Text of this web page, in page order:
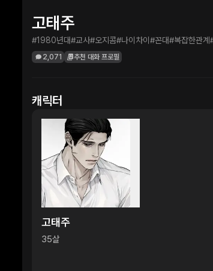
고태주
#1980년대#교사#오지콤#나이차이 #꼰대#복잡한관계
2,071 추천 대화 프로필
캐릭터
고태주
35살